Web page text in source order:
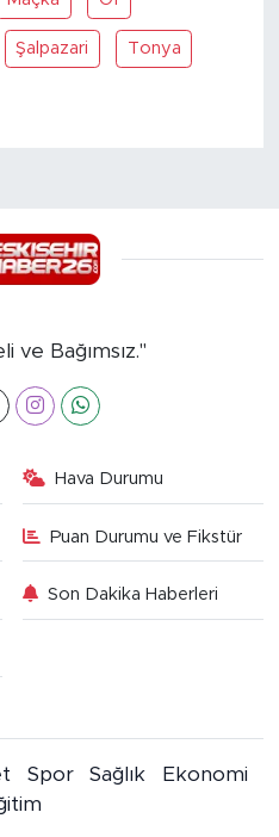
Şalpazari Tonya
ve Bağımsız."
Hava Durumu
Puan Durumu ve Fikstür
Son Dakika Haberleri
Spor Sağlık
Ekonomi